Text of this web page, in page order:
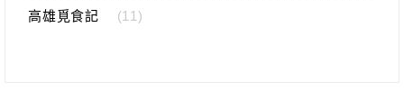
高雄覓食記 (11)